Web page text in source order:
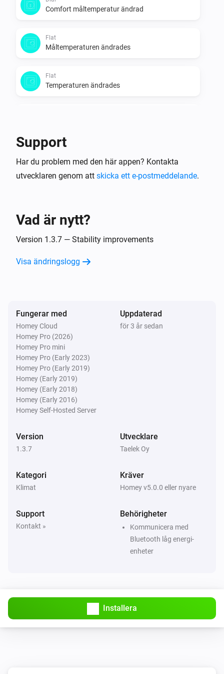
Comfort måltemperatur ändrad
Flat
Måltemperaturen ändrades
Flat
Temperaturen ändrades
Comfort måltemperatur ändrad
Temperaturen ändrades
Oled
Comfort måltemperatur ändrad
Wireless Sensor
Temperaturen ändrades
Wireless Sensor
Trycket ändrades
Dial
Ange Eco måltemperatur till Temperatur
Ange Normal läge
Support
Har du problem med den här appen? Kontakta
utvecklaren genom att skicka ett e-postmeddelande.
Vad är nytt?
Version 1.3.7 — Stability improvements
Visa ändringslogg
Fungerar med
Homey Cloud
Homey Pro (2026)
Homey Pro mini
Homey Pro (Early 2023)
Homey Pro (Early 2019)
Homey (Early 2019)
Homey (Early 2018)
Homey (Early 2016)
Homey Self-Hosted Server
Uppdaterad
för 3 år sedan
Version
1.3.7
Utvecklare
Taelek Oy
Kategori
Klimat
Kräver
Homey v5.0.0 eller nyare
Support
Kontakt »
Behörigheter
Kommunicera med
Bluetooth låg energi-
enheter
Installera